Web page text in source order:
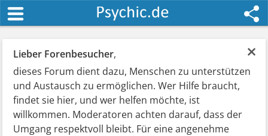
×
Lieber Forenbesucher,
dieses Forum dient dazu, Menschen zu unterstützen
und Austausch zu ermöglichen. Wer Hilfe braucht,
findet sie hier, und wer helfen möchte, ist
willkommen. Moderatoren achten darauf, dass der
Umgang respektvoll bleibt. Für eine angenehme